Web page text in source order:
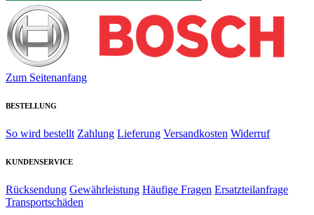
Zum Seitenanfang
BESTELLUNG
So wird bestellt Zahlung Lieferung Versandkosten Widerruf
KUNDENSERVICE
Rücksendung Gewährleistung Häufige Fragen Ersatzteilanfrage
Transportschäden